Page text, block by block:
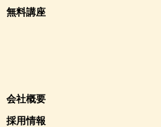
無料講座
会社概要
採用情報